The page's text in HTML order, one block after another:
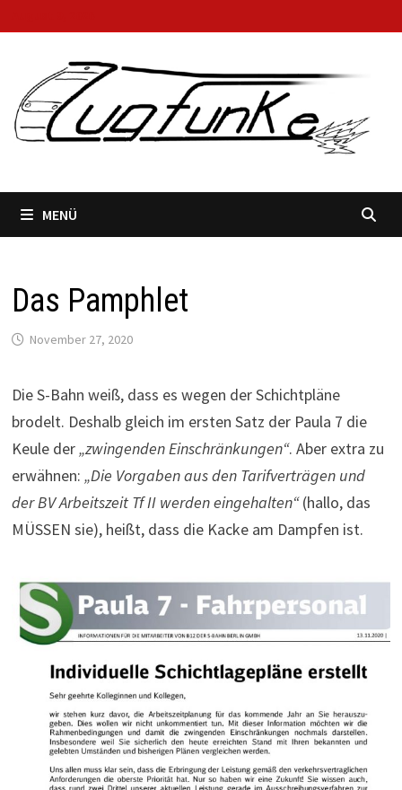
Inhalt
MENÜ
Das Pamphlet
November 27, 2020
Die S-Bahn weiß, dass es wegen der Schichtpläne
brodelt. Deshalb gleich im ersten Satz der Paula 7 die
Keule der„zwingenden Einschränkungen“. Aber extra zu
erwähnen: „Die Vorgaben aus den Tarifverträgen und
der BV Arbeitszeit Tf II werden eingehalten“(hallo, das
MÜSSEN sie), heißt, dass die Kacke am Dampfen ist.